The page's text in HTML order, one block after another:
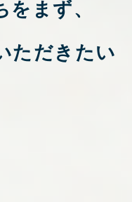
をまず、
ただきたい